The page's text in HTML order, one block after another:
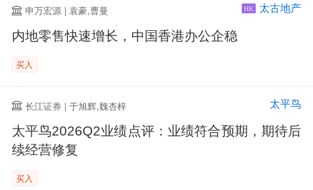
申万宏源 | 袁豪,曹曼 HK 太古地产
内地零售快速增长，中国香港办公企稳
买入
长江证券 | 于旭辉,魏杏梓 太平鸟
太平鸟2026Q2业绩点评：业绩符合预期，期待后
续经营修复
买入